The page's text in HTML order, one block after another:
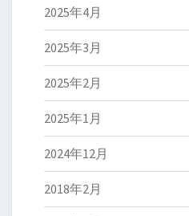
2025年4月
2025年3月
2025年2月
2025年1月
2024年12月
2018年2月